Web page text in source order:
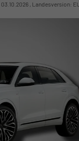
03.10.2026 , Landesversion: